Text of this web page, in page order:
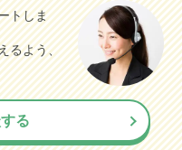
トしま
るよう、
る